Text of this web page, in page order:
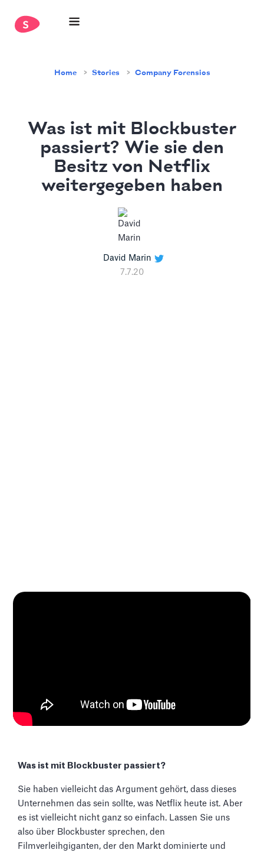
Home Stories Company Forensics
Was ist mit Blockbuster
passiert? Wie sie den
Besitz von Netflix
weitergegeben haben
David Marin
7.7.20
Was ist mit Blockbuster passiert?
Sie haben vielleicht das Argument gehört, dass dieses
Unternehmen das sein sollte, was Netflix heute ist. Aber
es ist vielleicht nicht ganz so einfach. Lassen Sie uns
also über Blockbuster sprechen, den
Filmverleihgiganten, der den Markt dominierte und